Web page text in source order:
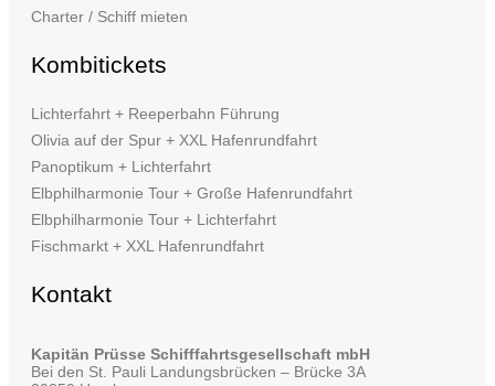
Charter / Schiff mieten
Kombitickets
Lichterfahrt + Reeperbahn Führung
Olivia auf der Spur + XXL Hafenrundfahrt
Panoptikum + Lichterfahrt
Elbphilharmonie Tour + Große Hafenrundfahrt
Elbphilharmonie Tour + Lichterfahrt
Fischmarkt + XXL Hafenrundfahrt
Kontakt
Kapitän Prüsse Schifffahrtsgesellschaft mbH
Bei den St. Pauli Landungsbrücken – Brücke 3A